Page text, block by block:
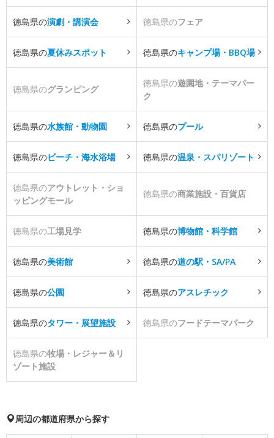
徳島県の演劇・講演会 徳島県のフェア
徳島県の夏休みスポット 徳島県のキャンプ場・BBQ場
徳島県のグランピング
徳島県の遊園地・テーマパー
ク
徳島県の水族館・動物園 徳島県のプール
徳島県のビーチ・海水浴場 徳島県の温泉・スパリゾート
徳島県のアウトレット・ショ
ッピングモール
徳島県の商業施設・百貨店
徳島県の工場見学 徳島県の博物館・科学館
徳島県の美術館 徳島県の道の駅・SA/PA
徳島県の公園 徳島県のアスレチック
徳島県のタワー・展望施設 徳島県のフードテーマパーク
徳島県の牧場・レジャー＆リ
ゾート施設
周辺の都道府県から探す